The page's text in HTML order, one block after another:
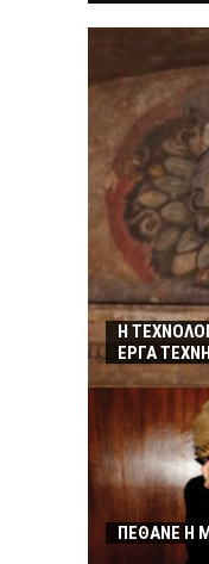
Η
ΕΡΓΑ
ΠΕΘΑΝΕ Η